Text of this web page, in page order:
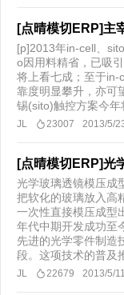
[点晴模切ERP]主
[p]2013年in-cell、
o因用料精省，已吸
将上看七成；至于in-
靠度明显攀升，亦可
锡(sito)触控方案今年
JL 23007 2013/5/
[点晴模切ERP]光
光学玻璃透镜模压成
把软化的玻璃放入高
一次性直接模压成型
年代中期开发成功至
先进的光学零件制造
段。这项技术的普及
JL 22679 2013/5/